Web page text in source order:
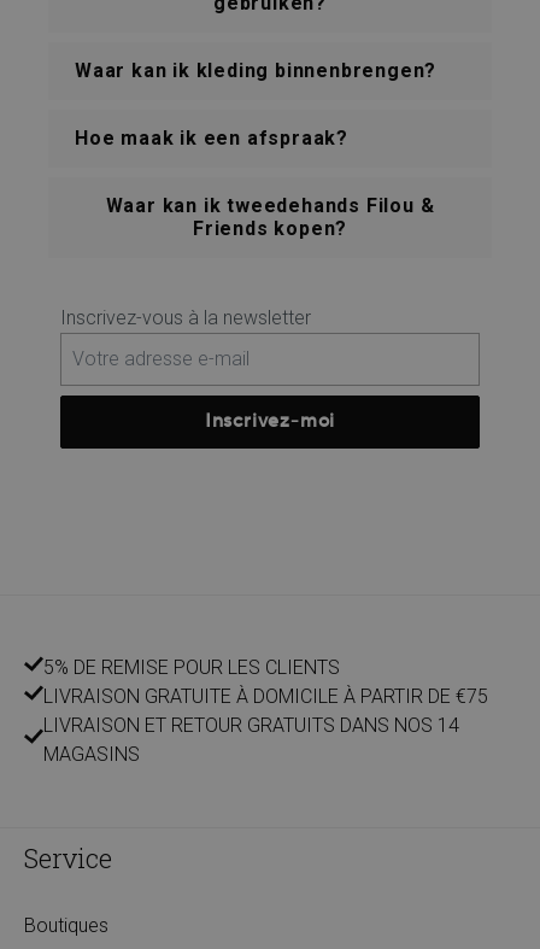
Waar kan ik kleding binnenbrengen?
Hoe maak ik een afspraak?
Waar kan ik tweedehands Filou &
Friends kopen?
Inscrivez-vous à la newsletter
Inscrivez-moi
5% DE REMISE POUR LES CLIENTS
LIVRAISON GRATUITE À DOMICILE À PARTIR DE €75
LIVRAISON ET RETOUR GRATUITS DANS NOS 14
MAGASINS
Service
Boutiques